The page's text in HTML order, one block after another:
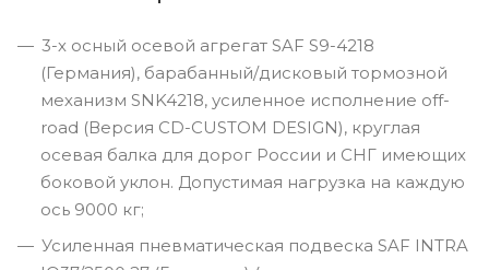
3-х осный осевой агрегат SAF S9-4218
(Германия), барабанный/дисковый тормозной
механизм SNK4218, усиленное исполнение off-
road (Версия CD-CUSTOM DESIGN), круглая
осевая балка для дорог России и СНГ имеющих
боковой уклон. Допустимая нагрузка на каждую
ось 9000 кг;
Усиленная пневматическая подвеска SAF INTRA